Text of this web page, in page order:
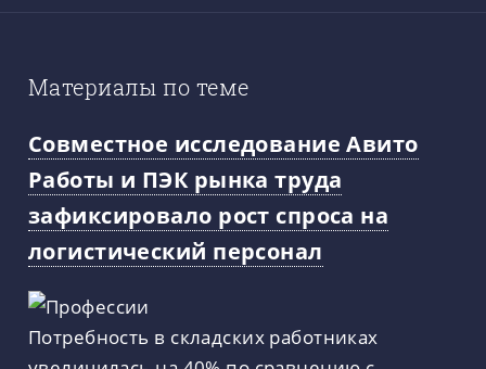
Материалы по теме
Совместное исследование Авито
Работы и ПЭК рынка труда
зафиксировало рост спроса на
логистический персонал
Потребность в складских работниках